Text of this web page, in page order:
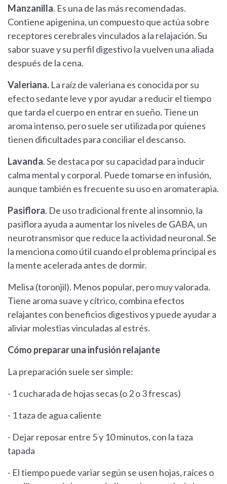
Manzanilla. Es una de las más recomendadas.
Contiene apigenina, un compuesto que actúa sobre
receptores cerebrales vinculados a la relajación. Su
sabor suave y su perfil digestivo la vuelven una aliada
después de la cena.
Valeriana. La raíz de valeriana es conocida por su
efecto sedante leve y por ayudar a reducir el tiempo
que tarda el cuerpo en entrar en sueño. Tiene un
aroma intenso, pero suele ser utilizada por quienes
tienen dificultades para conciliar el descanso.
Lavanda. Se destaca por su capacidad para inducir
calma mental y corporal. Puede tomarse en infusión,
aunque también es frecuente su uso en aromaterapia.
Pasiflora. De uso tradicional frente al insomnio, la
pasiflora ayuda a aumentar los niveles de GABA, un
neurotransmisor que reduce la actividad neuronal. Se
la menciona como útil cuando el problema principal es
la mente acelerada antes de dormir.
Melisa (toronjil). Menos popular, pero muy valorada.
Tiene aroma suave y cítrico, combina efectos
relajantes con beneficios digestivos y puede ayudar a
aliviar molestias vinculadas al estrés.
Cómo preparar una infusión relajante
La preparación suele ser simple:
- 1 cucharada de hojas secas (o 2 o 3 frescas)
- 1 taza de agua caliente
- Dejar reposar entre 5 y 10 minutos, con la taza
tapada
- El tiempo puede variar según se usen hojas, raíces o